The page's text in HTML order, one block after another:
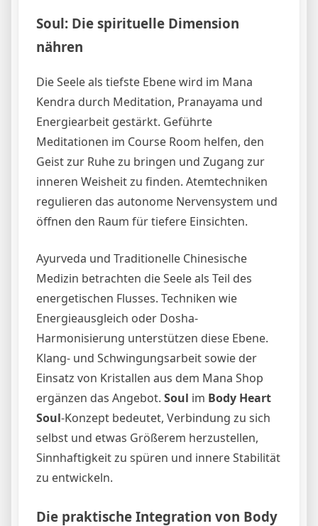
Soul: Die spirituelle Dimension
nähren
Die Seele als tiefste Ebene wird im Mana
Kendra durch Meditation, Pranayama und
Energiearbeit gestärkt. Geführte
Meditationen im Course Room helfen, den
Geist zur Ruhe zu bringen und Zugang zur
inneren Weisheit zu finden. Atemtechniken
regulieren das autonome Nervensystem und
öffnen den Raum für tiefere Einsichten.
Ayurveda und Traditionelle Chinesische
Medizin betrachten die Seele als Teil des
energetischen Flusses. Techniken wie
Energieausgleich oder Dosha-
Harmonisierung unterstützen diese Ebene.
Klang- und Schwingungsarbeit sowie der
Einsatz von Kristallen aus dem Mana Shop
ergänzen das Angebot. Soul im Body Heart
Soul-Konzept bedeutet, Verbindung zu sich
selbst und etwas Größerem herzustellen,
Sinnhaftigkeit zu spüren und innere Stabilität
zu entwickeln.
Die praktische Integration von Body